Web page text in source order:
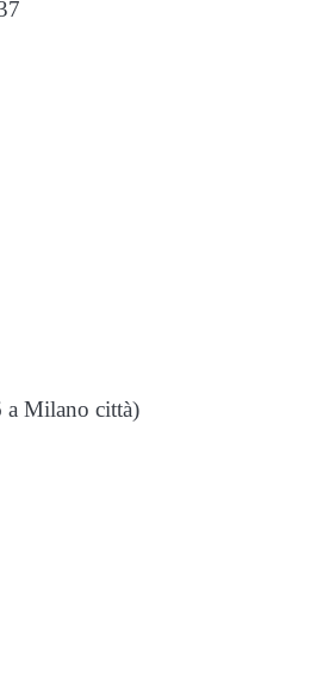
Milano città)